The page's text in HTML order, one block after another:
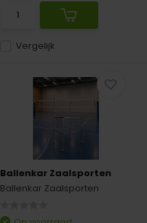
Vergelijk
Ballenkar Zaalsporten
Ballenkar Zaalsporten